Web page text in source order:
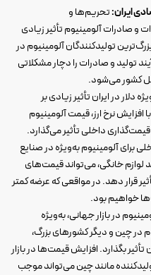
ایران:تحریم‌ها و
و صادرات آلومینیوم تأثیر زیادی
تولیدکنندگان آلومینیوم در
تولید و صادرات را دچار مشکلاتی
کشور می‌شود.
دلار در ایران تأثیر زیادی بر
نرخ ارز، قیمت آلومینیوم
قیمت‌گذاری داخلی تأثیر می‌گذارد.
برای آلومینیوم به‌ویژه در صنایع
لوازم خانگی، می‌تواند قیمت‌های
قرار دهد. در مواقعی که عرضه کمتر
خواهیم بود.
در بازار جهانی، به‌ویژه
در چین و دیگر کشورهای بزرگ،
بگذارد. افزایش قیمت‌ها در بازار
مانند چین می‌تواند موجب